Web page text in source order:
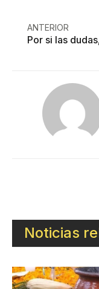
ANTERIOR
Noticias